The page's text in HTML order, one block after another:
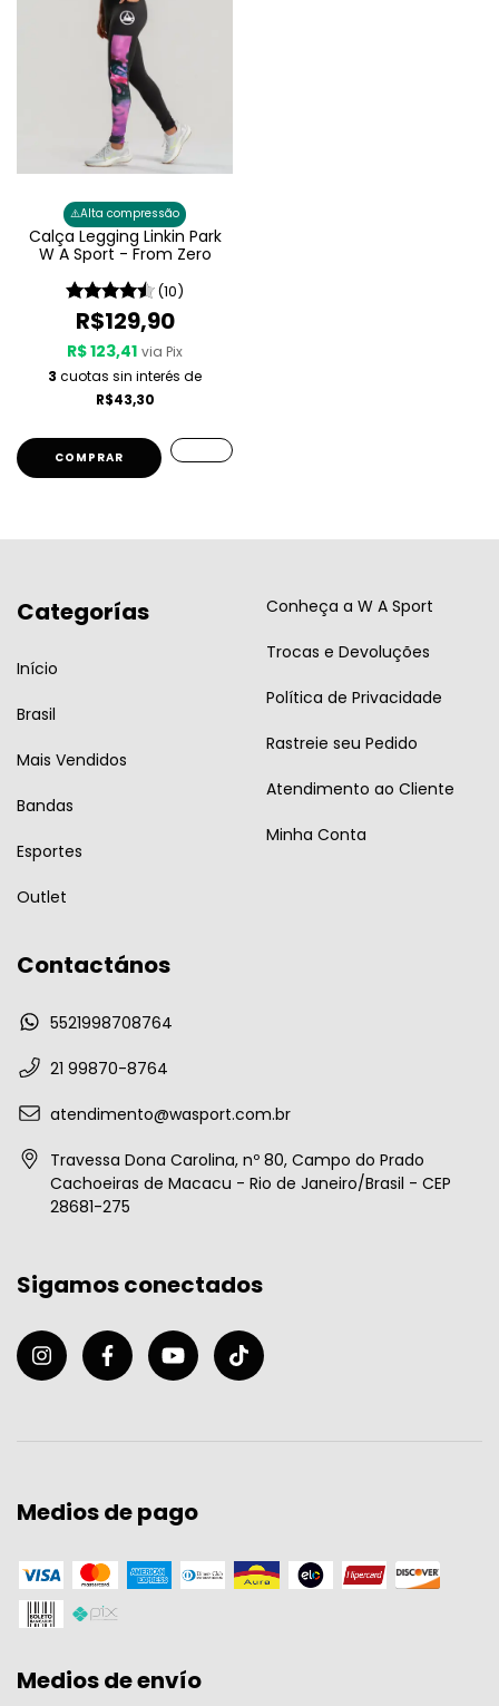
⚠️Alta compressão
Calça Legging Linkin Park
W A Sport - From Zero
(10)
R$129,90
R$ 123,41 via Pix
3 cuotas sin interés de
R$43,30
COMPRAR
Categorías
Início
Brasil
Mais Vendidos
Bandas
Esportes
Outlet
Conheça a W A Sport
Trocas e Devoluções
Política de Privacidade
Rastreie seu Pedido
Atendimento ao Cliente
Minha Conta
Contactános
5521998708764
21 99870-8764
atendimento@wasport.com.br
Travessa Dona Carolina, nº 80, Campo do Prado
Cachoeiras de Macacu - Rio de Janeiro/Brasil - CEP
28681-275
Sigamos conectados
Medios de pago
Medios de envío